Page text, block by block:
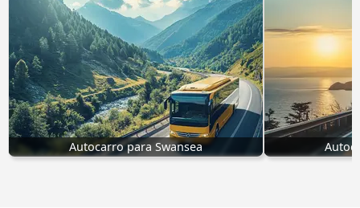
Autocarro para Swansea